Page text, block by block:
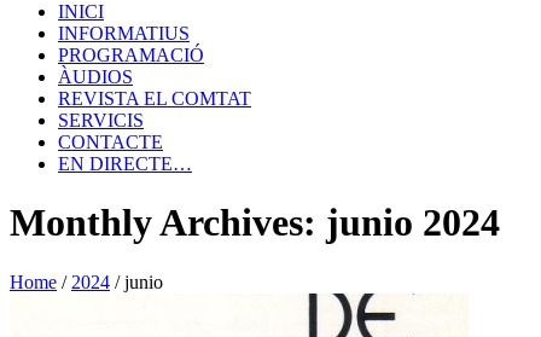
INICI
INFORMATIUS
PROGRAMACIÓ
ÀUDIOS
REVISTA EL COMTAT
SERVICIS
CONTACTE
EN DIRECTE…
Monthly Archives: junio 2024
Home / 2024 /junio